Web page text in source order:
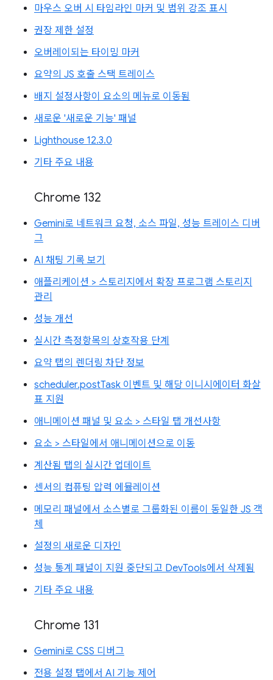
마우스 오버 시 타임라인 마커 및 범위 강조 표시
권장 제한 설정
오버레이되는 타이밍 마커
요약의 JS 호출 스택 트레이스
배지 설정사항이 요소의 메뉴로 이동됨
새로운 '새로운 기능' 패널
Lighthouse 12.3.0
기타 주요 내용
Chrome 132
Gemini로 네트워크 요청, 소스 파일, 성능 트레이스 디버
그
AI 채팅 기록 보기
애플리케이션 > 스토리지에서 확장 프로그램 스토리지
관리
성능 개선
실시간 측정항목의 상호작용 단계
요약 탭의 렌더링 차단 정보
scheduler.postTask 이벤트 및 해당 이니시에이터 화살
표 지원
애니메이션 패널 및 요소 > 스타일 탭 개선사항
요소 > 스타일에서 애니메이션으로 이동
계산됨 탭의 실시간 업데이트
센서의 컴퓨팅 압력 에뮬레이션
메모리 패널에서 소스별로 그룹화된 이름이 동일한 JS 객
체
설정의 새로운 디자인
성능 통계 패널이 지원 중단되고 DevTools에서 삭제됨
기타 주요 내용
Chrome 131
Gemini로 CSS 디버그
전용 설정 탭에서 AI 기능 제어